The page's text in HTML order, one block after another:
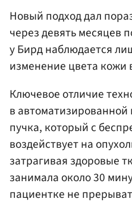
Новый подход дал
через девять месяцев
у Бирд наблюдается
изменение цвета кожи
Ключевое отличие
в автоматизированной
пучка, который с
воздействует на
затрагивая здоровые
занимала около 30
пациентке не